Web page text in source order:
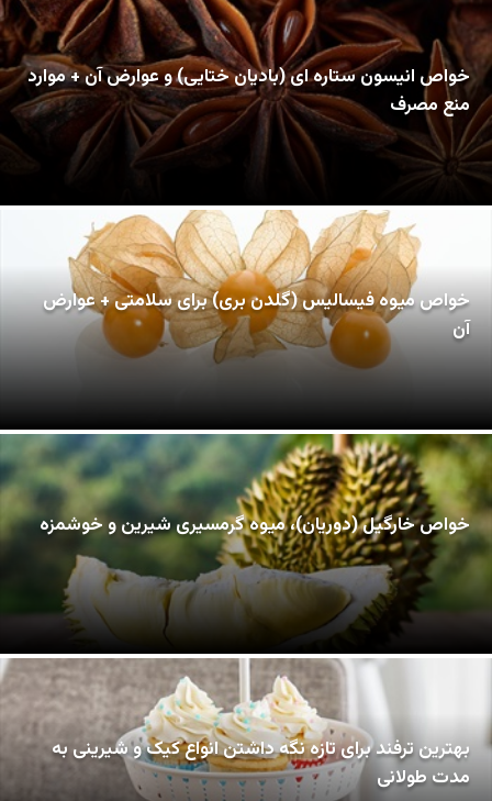
خواص انیسون ستاره ای (بادیان ختایی) و عوارض آن + موارد
منع مصرف
خواص میوه فیسالیس (گلدن بری) برای سلامتی + عوارض
آن
خواص خارگیل (دوریان)، میوه گرمسیری شیرین و خوشمزه
بهترین ترفند برای تازه نگه داشتن انواع کیک و شیرینی به
مدت طولانی